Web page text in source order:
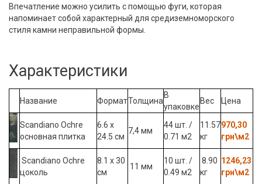
Впечатление можно усилить с помощью фуги, которая
напоминает собой характерный для средиземноморского
стиля камни неправильной формы.
Характеристики
Название ФорматТолщина
В
упаковке
Вес Цена
Scandiano Ochre
основная плитка
6.6 x
24.5 см
7,4 мм
44 шт. /
0.71 м2
11.57
кг
970,30
грн\м2
Scandiano Ochre
цоколь
8.1 x 30
см
11 мм
10 шт. /
0.49 м2
8.90
кг
1246,23
грн\м2